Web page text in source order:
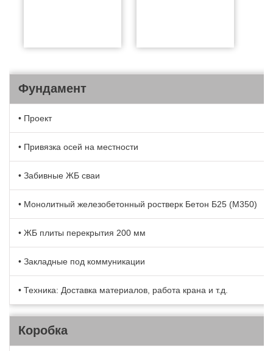
Фундамент
• Проект
• Привязка осей на местности
• Забивные ЖБ сваи
• Монолитный железобетонный ростверк Бетон Б25 (М350)
• ЖБ плиты перекрытия 200 мм
• Закладные под коммуникации
• Техника: Доставка материалов, работа крана и т.д.
Коробка